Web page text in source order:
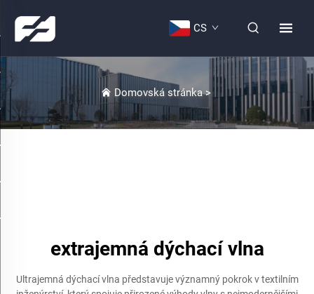
CS
Domovská stránka>
extrajemná dýchací vlna
Ultrajemná dýchací vlna představuje významný pokrok v textilním